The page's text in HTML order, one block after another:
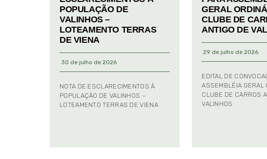
POPULAÇÃO DE
VALINHOS –
LOTEAMENTO TERRAS
DE VIENA
30 de julho de 2026
NOTA DE ESCLARECIMENTOS À
POPULAÇÃO DE VALINHOS –
LOTEAMENTO TERRAS DE VIENA
GERAL
CLUBE DE
ANTIGO DE
29 de julho de 2026
EDITAL DE
ASSEMBLÉIA GERAL
CLUBE DE CARROS
VALINHOS